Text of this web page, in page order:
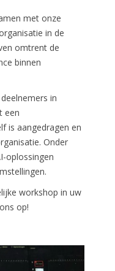
met onze
in de
omtrent de
binnen
in
een
is aangedragen en
Onder
oplossingen
workshop in uw
op!